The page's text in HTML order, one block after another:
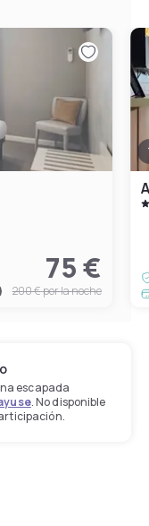
75 €
200 €por la noche
escapada
. No disponible